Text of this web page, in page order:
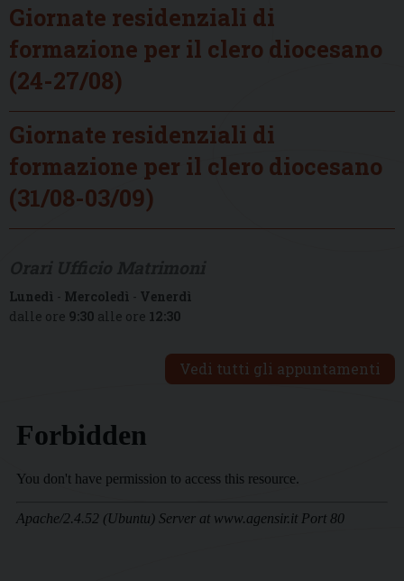
Giornate residenziali di
formazione per il clero diocesano
(24-27/08)
Giornate residenziali di
formazione per il clero diocesano
(31/08-03/09)
Lunedì - Mercoledì - Venerdì
dalle ore 9:30 alle ore 12:30
Vedi tutti gli appuntamenti